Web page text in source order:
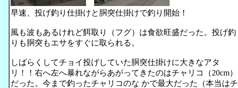
早速、投げ釣り仕掛けと胴突仕掛けで釣り開始！
風も波もあるけれど餌取り（フグ）は食欲旺盛だった。投げ釣
りも胴突もエサをすぐに取られる。
しばらくしてチョイ投げしていた胴突仕掛けに大きなアタ
リ！！右へ左へ暴れながらあがってきたのはチャリコ（20cm）
だった。今まで釣ったチャリコのな かで最大だった（本当はチ